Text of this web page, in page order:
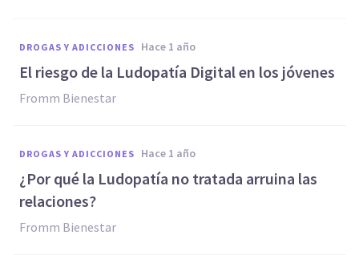
DROGAS Y ADICCIONES hace 1 año
El riesgo de la Ludopatía Digital en los jóvenes
Fromm Bienestar
DROGAS Y ADICCIONES hace 1 año
¿Por qué la Ludopatía no tratada arruina las
relaciones?
Fromm Bienestar